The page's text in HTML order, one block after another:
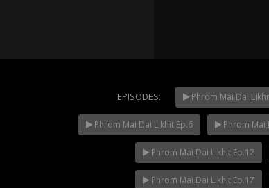
NOW PLAYING
EPISODES: Phrom Mai Dai
Phrom Mai Dai Likhit Ep.6 Phrom Mai
Phrom Mai Dai Likhit Ep.12
Phrom Mai Dai Likhit Ep.17